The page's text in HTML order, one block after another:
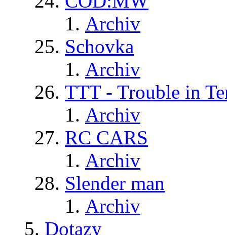
Archiv
Schovka
Archiv
TTT - Trouble in
Archiv
RC CARS
Archiv
Slender man
Archiv
Dotazy